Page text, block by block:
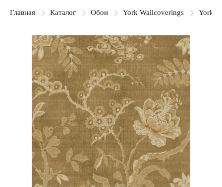
Главная Каталог Обои York Wallcoverings York